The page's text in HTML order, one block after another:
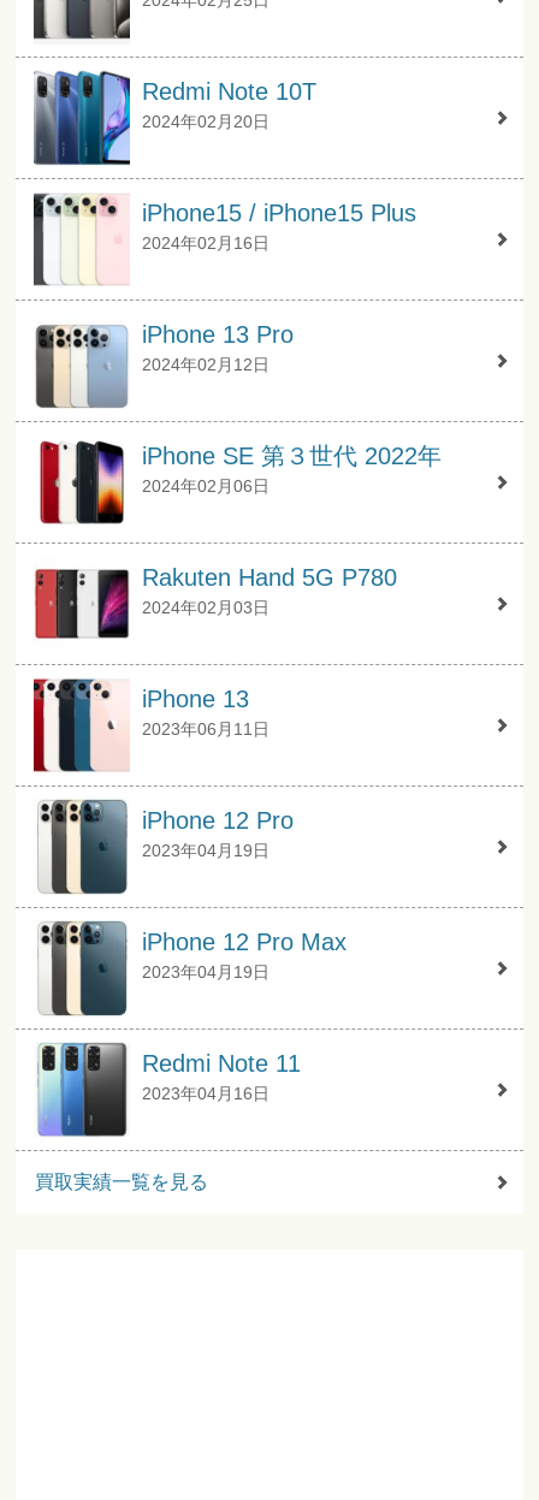
Redmi Note 10T
2024年02月20日
iPhone15 / iPhone15 Plus
2024年02月16日
iPhone 13 Pro
2024年02月12日
iPhone SE 第３世代 2022年
2024年02月06日
Rakuten Hand 5G P780
2024年02月03日
iPhone 13
2023年06月11日
iPhone 12 Pro
2023年04月19日
iPhone 12 Pro Max
2023年04月19日
Redmi Note 11
2023年04月16日
買取実績一覧を見る